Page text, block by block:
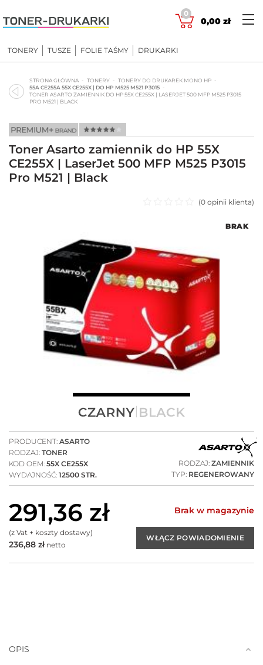
to
content
0
0,00 zł
TONERY TUSZE FOLIE TAŚMY DRUKARKI
STRONA GŁÓWNA TONERY
TONERY DO DRUKAREK MONO HP
55A CE255A 55X CE255X | DO HP M525 M521 P3015
TONER ASARTO ZAMIENNIK DO HP 55X CE255X | LASERJET 500 MFP M525 P3015
PRO M521 | BLACK
Toner Asarto zamiennik do HP 55X
CE255X | LaserJet 500 MFP M525 P3015
Pro M521 | Black
(0 opinii klienta)
BRAK
PRODUCENT: ASARTO
RODZAJ: TONER
KOD OEM: 55X CE255X
WYDAJNOŚĆ: 12500 STR.
RODZAJ: ZAMIENNIK
TYP: REGENEROWANY
291,36 zł
(z Vat + koszty dostawy)
236,88 złnetto
Brak w magazynie
OPIS